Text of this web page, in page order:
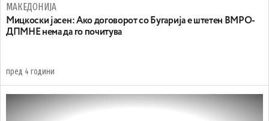
МАКЕДОНИЈА
Мицкоски јасен: Aко договорот со Бугарија е штетен ВМРО-
ДПМНЕ нема да го почитува
пред 4 години